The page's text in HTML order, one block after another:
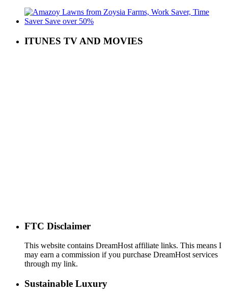
ITUNES TV AND MOVIES
FTC Disclaimer
This website contains DreamHost affiliate links. This means I
may earn a commission if you purchase DreamHost services
through my link.
Sustainable Luxury